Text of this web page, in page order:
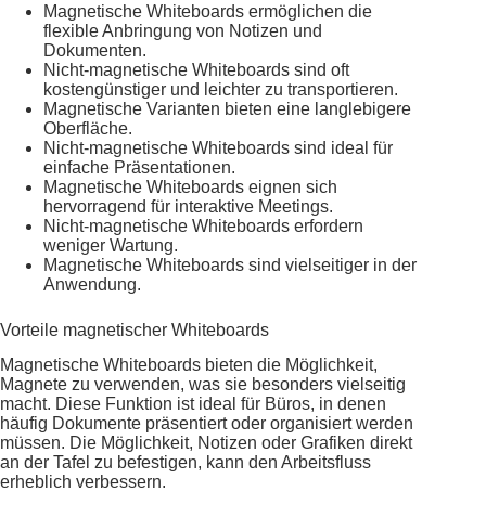
Magnetische Whiteboards ermöglichen die
flexible Anbringung von Notizen und
Dokumenten.
Nicht-magnetische Whiteboards sind oft
kostengünstiger und leichter zu transportieren.
Magnetische Varianten bieten eine langlebigere
Oberfläche.
Nicht-magnetische Whiteboards sind ideal für
einfache Präsentationen.
Magnetische Whiteboards eignen sich
hervorragend für interaktive Meetings.
Nicht-magnetische Whiteboards erfordern
weniger Wartung.
Magnetische Whiteboards sind vielseitiger in der
Anwendung.
Vorteile magnetischer Whiteboards
Magnetische Whiteboards bieten die Möglichkeit,
Magnete zu verwenden, was sie besonders vielseitig
macht. Diese Funktion ist ideal für Büros, in denen
häufig Dokumente präsentiert oder organisiert werden
müssen. Die Möglichkeit, Notizen oder Grafiken direkt
an der Tafel zu befestigen, kann den Arbeitsfluss
erheblich verbessern.